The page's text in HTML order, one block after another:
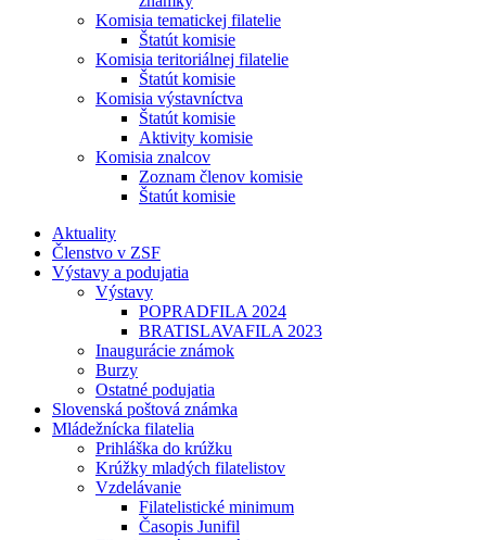
Komisia tematickej filatelie
Štatút komisie
Komisia teritoriálnej filatelie
Štatút komisie
Komisia výstavníctva
Štatút komisie
Aktivity komisie
Komisia znalcov
Zoznam členov komisie
Štatút komisie
Aktuality
Členstvo v ZSF
Výstavy a podujatia
Výstavy
POPRADFILA 2024
BRATISLAVAFILA 2023
Inaugurácie známok
Burzy
Ostatné podujatia
Slovenská poštová známka
Mládežnícka filatelia
Prihláška do krúžku
Krúžky mladých filatelistov
Vzdelávanie
Filatelistické minimum
Časopis Junifil